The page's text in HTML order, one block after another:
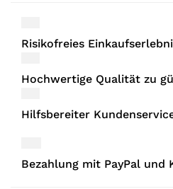
Risikofreies
Hochwertige Qualität zu
Hilfsbereiter
Bezahlung mit PayPal und